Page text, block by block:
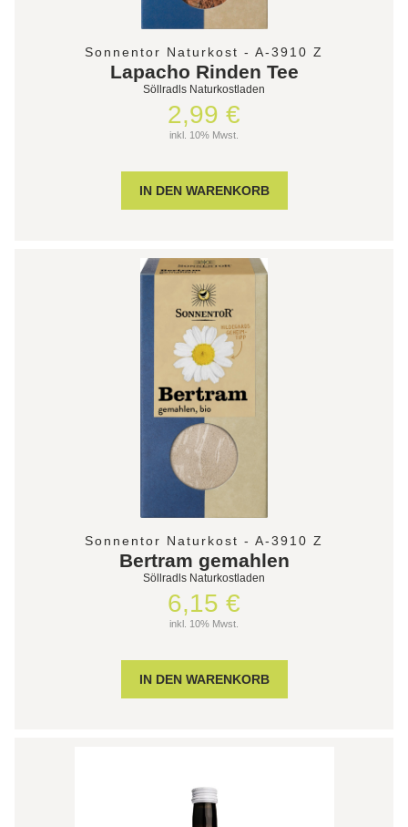
Sonnentor Naturkost - A-3910 Z
Lapacho Rinden Tee
Söllradls Naturkostladen
2,99 €
inkl. 10% Mwst.
Sonnentor Naturkost - A-3910 Z
Bertram gemahlen
Söllradls Naturkostladen
6,15 €
inkl. 10% Mwst.